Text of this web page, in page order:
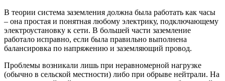
В теории система заземления должна была работать как часы
– она простая и понятная любому электрику, подключающему
электроустановку к сети. В большей части заземление
работало исправно, если была правильно выполнена
балансировка по напряжению и заземляющий провод.
Проблемы возникали лишь при неравномерной нагрузке
(обычно в сельской местности) либо при обрыве нейтрали. На